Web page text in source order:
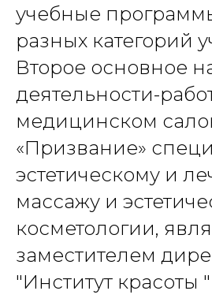
учебные
разных категорий
Второе основное
деятельности-
медицинском
«Призвание»
эстетическому и
массажу и
косметологии,
заместителем
"Институт красоты